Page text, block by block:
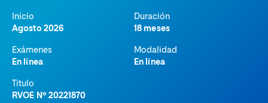
Inicio
Agosto 2026
Duración
18 meses
Exámenes
En línea
Modalidad
En línea
Titulo
RVOE Nº 20221870